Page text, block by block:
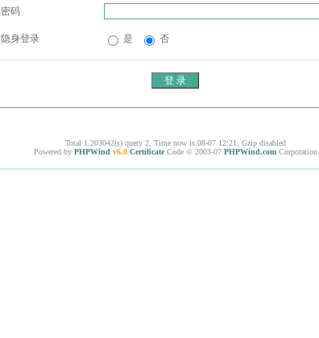
密码
隐身登录 是 否
Total 1.203042(s) query 2, Time now is:08-07 12:21, Gzip disabled
Powered by PHPWind v6.0 Certificate Code © 2003-07 PHPWind.com Corporation